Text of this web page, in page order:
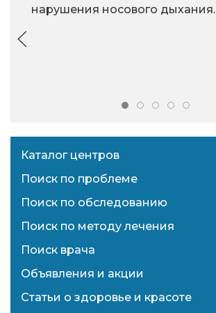
нарушения носового дыхания.
Каталог центров
Поиск по проблеме
Поиск по обследованию
Поиск по методу лечения
Поиск врача
Объявления и акции
Статьи о здоровье и красоте